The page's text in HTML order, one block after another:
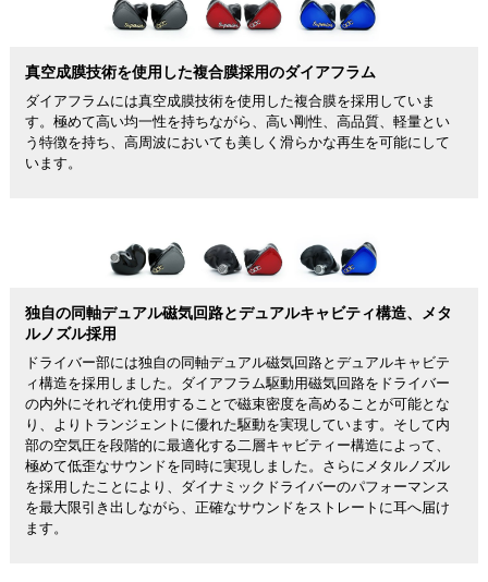
真空成膜技術を使用した複合膜採用のダイアフラム
ダイアフラムには真空成膜技術を使用した複合膜を採用していま
す。極めて高い均一性を持ちながら、高い剛性、高品質、軽量とい
う特徴を持ち、高周波においても美しく滑らかな再生を可能にして
います。
独自の同軸デュアル磁気回路とデュアルキャビティ構造、メタ
ルノズル採用
ドライバー部には独自の同軸デュアル磁気回路とデュアルキャビテ
ィ構造を採用しました。ダイアフラム駆動用磁気回路をドライバー
の内外にそれぞれ使用することで磁束密度を高めることが可能とな
り、よりトランジェントに優れた駆動を実現しています。そして内
部の空気圧を段階的に最適化する二層キャビティー構造によって、
極めて低歪なサウンドを同時に実現しました。さらにメタルノズル
を採用したことにより、ダイナミックドライバーのパフォーマンス
を最大限引き出しながら、正確なサウンドをストレートに耳へ届け
ます。